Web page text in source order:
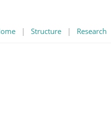
| Structure | Research